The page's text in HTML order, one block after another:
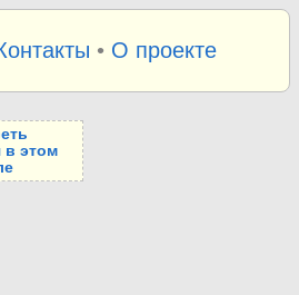
• О проекте
в этом